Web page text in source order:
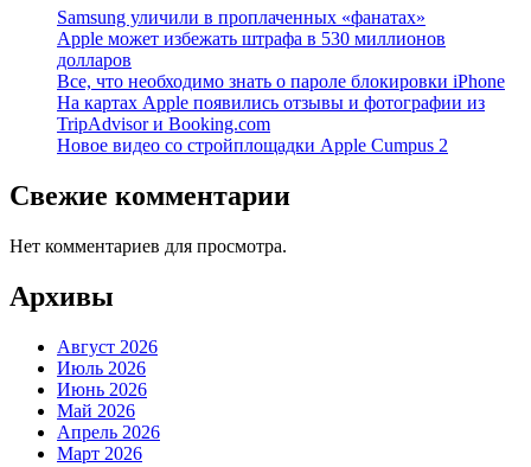
Samsung уличили в проплаченных «фанатах»
Apple может избежать штрафа в 530 миллионов
долларов
Все, что необходимо знать о пароле блокировки iPhone
На картах Apple появились отзывы и фотографии из
TripAdvisor и Booking.com
Новое видео со стройплощадки Apple Cumpus 2
Свежие комментарии
Нет комментариев для просмотра.
Архивы
Август 2026
Июль 2026
Июнь 2026
Май 2026
Апрель 2026
Март 2026